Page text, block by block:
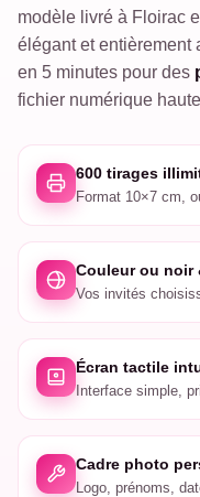
modèle livré à Floirac
élégant et entièrement
en 5 minutes pour des
fichier numérique
600 tirages
Format 10×7 cm,
Couleur ou noir
Vos invités
Écran tactile
Interface simple,
Cadre photo
Logo, prénoms,